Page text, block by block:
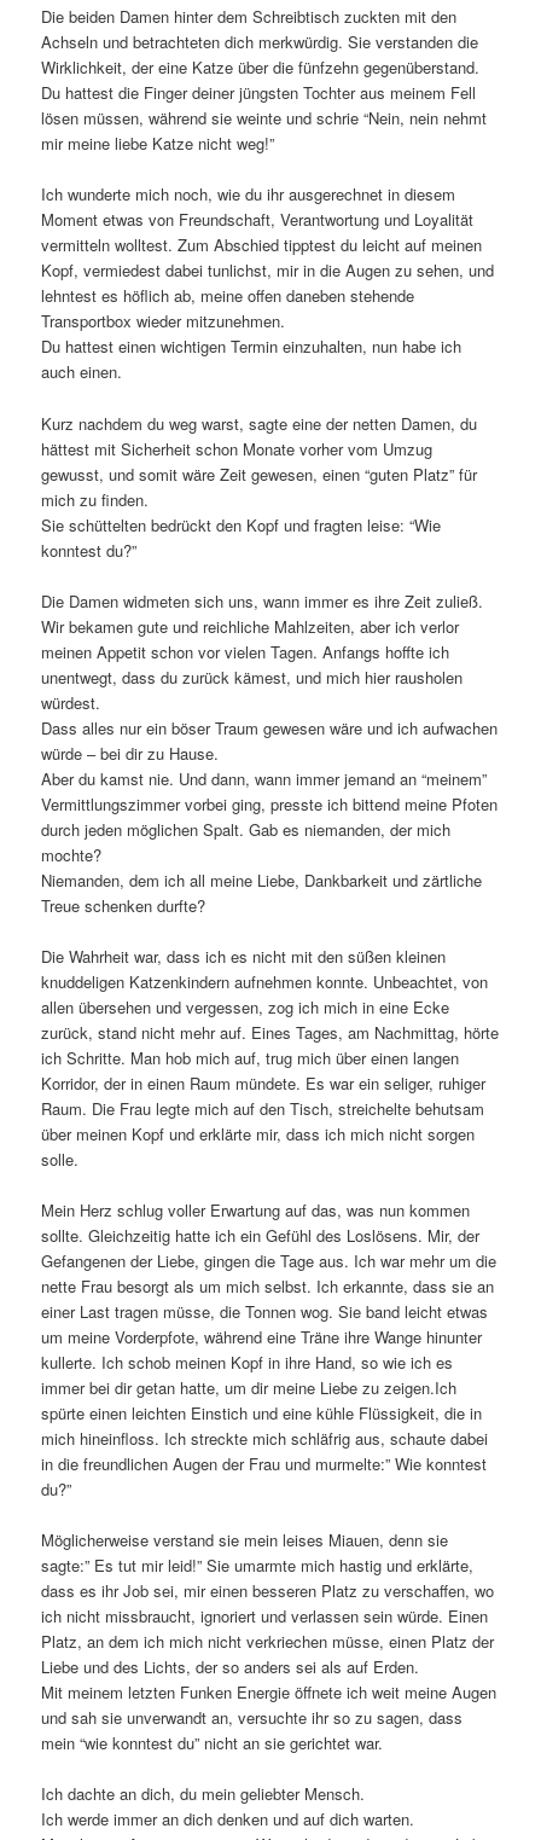
Die beiden Damen hinter dem Schreibtisch zuckten mit den
Achseln und betrachteten dich merkwürdig. Sie verstanden die
Wirklichkeit, der eine Katze über die fünfzehn gegenüberstand.
Du hattest die Finger deiner jüngsten Tochter aus meinem Fell
lösen müssen, während sie weinte und schrie “Nein, nein nehmt
mir meine liebe Katze nicht weg!”
Ich wunderte mich noch, wie du ihr ausgerechnet in diesem
Moment etwas von Freundschaft, Verantwortung und Loyalität
vermitteln wolltest. Zum Abschied tipptest du leicht auf meinen
Kopf, vermiedest dabei tunlichst, mir in die Augen zu sehen, und
lehntest es höflich ab, meine offen daneben stehende
Transportbox wieder mitzunehmen.
Du hattest einen wichtigen Termin einzuhalten, nun habe ich
auch einen.
Kurz nachdem du weg warst, sagte eine der netten Damen, du
hättest mit Sicherheit schon Monate vorher vom Umzug
gewusst, und somit wäre Zeit gewesen, einen “guten Platz” für
mich zu finden.
Sie schüttelten bedrückt den Kopf und fragten leise: “Wie
konntest du?”
Die Damen widmeten sich uns, wann immer es ihre Zeit zuließ.
Wir bekamen gute und reichliche Mahlzeiten, aber ich verlor
meinen Appetit schon vor vielen Tagen. Anfangs hoffte ich
unentwegt, dass du zurück kämest, und mich hier rausholen
würdest.
Dass alles nur ein böser Traum gewesen wäre und ich aufwachen
würde – bei dir zu Hause.
Aber du kamst nie. Und dann, wann immer jemand an “meinem”
Vermittlungszimmer vorbei ging, presste ich bittend meine Pfoten
durch jeden möglichen Spalt. Gab es niemanden, der mich
mochte?
Niemanden, dem ich all meine Liebe, Dankbarkeit und zärtliche
Treue schenken durfte?
Die Wahrheit war, dass ich es nicht mit den süßen kleinen
knuddeligen Katzenkindern aufnehmen konnte. Unbeachtet, von
allen übersehen und vergessen, zog ich mich in eine Ecke
zurück, stand nicht mehr auf. Eines Tages, am Nachmittag, hörte
ich Schritte. Man hob mich auf, trug mich über einen langen
Korridor, der in einen Raum mündete. Es war ein seliger, ruhiger
Raum. Die Frau legte mich auf den Tisch, streichelte behutsam
über meinen Kopf und erklärte mir, dass ich mich nicht sorgen
solle.
Mein Herz schlug voller Erwartung auf das, was nun kommen
sollte. Gleichzeitig hatte ich ein Gefühl des Loslösens. Mir, der
Gefangenen der Liebe, gingen die Tage aus. Ich war mehr um die
nette Frau besorgt als um mich selbst. Ich erkannte, dass sie an
einer Last tragen müsse, die Tonnen wog. Sie band leicht etwas
um meine Vorderpfote, während eine Träne ihre Wange hinunter
kullerte. Ich schob meinen Kopf in ihre Hand, so wie ich es
immer bei dir getan hatte, um dir meine Liebe zu zeigen.Ich
spürte einen leichten Einstich und eine kühle Flüssigkeit, die in
mich hineinfloss. Ich streckte mich schläfrig aus, schaute dabei
in die freundlichen Augen der Frau und murmelte:” Wie konntest
du?”
Möglicherweise verstand sie mein leises Miauen, denn sie
sagte:” Es tut mir leid!” Sie umarmte mich hastig und erklärte,
dass es ihr Job sei, mir einen besseren Platz zu verschaffen, wo
ich nicht missbraucht, ignoriert und verlassen sein würde. Einen
Platz, an dem ich mich nicht verkriechen müsse, einen Platz der
Liebe und des Lichts, der so anders sei als auf Erden.
Mit meinem letzten Funken Energie öffnete ich weit meine Augen
und sah sie unverwandt an, versuchte ihr so zu sagen, dass
mein “wie konntest du” nicht an sie gerichtet war.
Ich dachte an dich, du mein geliebter Mensch.
Ich werde immer an dich denken und auf dich warten.